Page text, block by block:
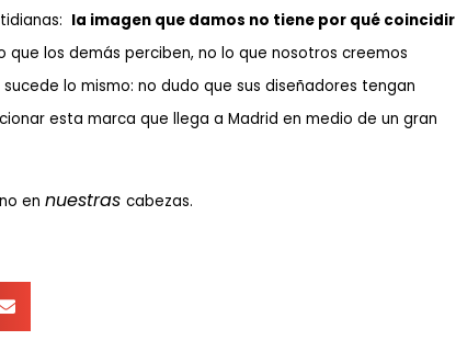
la imagen que damos no tiene por qué coincidir
que los demás perciben, no lo que nosotros creemos
lo mismo: no dudo que sus diseñadores tengan
esta marca que llega a Madrid en medio de un gran
en nuestras cabezas.